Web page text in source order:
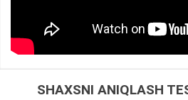
SHAXSNI ANIQLASH